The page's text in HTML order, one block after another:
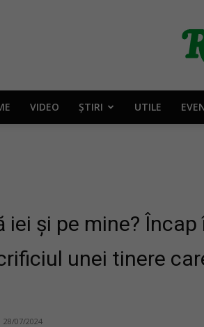
VIDEO ȘTIRI UTILE
iei și pe mine?
unei tinere
28/07/2024